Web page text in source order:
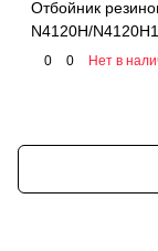
Отбойник
N4120H/
0 0 Нет в